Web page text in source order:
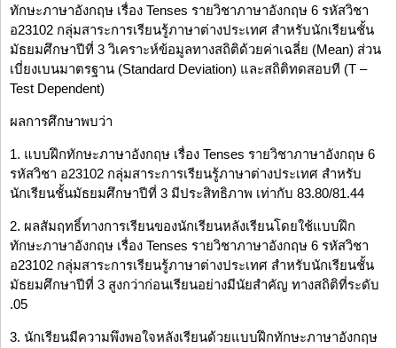
ทักษะภาษาอังกฤษ เรื่อง Tenses รายวิชาภาษาอังกฤษ 6 รหัสวิชา
อ23102 กลุ่มสาระการเรียนรู้ภาษาต่างประเทศ สำหรับนักเรียนชั้น
มัธยมศึกษาปีที่ 3 วิเคราะห์ข้อมูลทางสถิติด้วยค่าเฉลี่ย (Mean) ส่วน
เบี่ยงเบนมาตรฐาน (Standard Deviation) และสถิติทดสอบที (T –
Test Dependent)
ผลการศึกษาพบว่า
1. แบบฝึกทักษะภาษาอังกฤษ เรื่อง Tenses รายวิชาภาษาอังกฤษ 6
รหัสวิชา อ23102 กลุ่มสาระการเรียนรู้ภาษาต่างประเทศ สำหรับ
นักเรียนชั้นมัธยมศึกษาปีที่ 3 มีประสิทธิภาพ เท่ากับ 83.80/81.44
2. ผลสัมฤทธิ์ทางการเรียนของนักเรียนหลังเรียนโดยใช้แบบฝึก
ทักษะภาษาอังกฤษ เรื่อง Tenses รายวิชาภาษาอังกฤษ 6 รหัสวิชา
อ23102 กลุ่มสาระการเรียนรู้ภาษาต่างประเทศ สำหรับนักเรียนชั้น
มัธยมศึกษาปีที่ 3 สูงกว่าก่อนเรียนอย่างมีนัยสำคัญ ทางสถิติที่ระดับ
.05
3. นักเรียนมีความพึงพอใจหลังเรียนด้วยแบบฝึกทักษะภาษาอังกฤษ